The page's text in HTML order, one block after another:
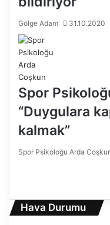
Gölge Adam 31.10.2020
Spor
“Duygulara
kalmak”
Spor Psikoloğu Arda
e
k
n
r
Hava Durumu